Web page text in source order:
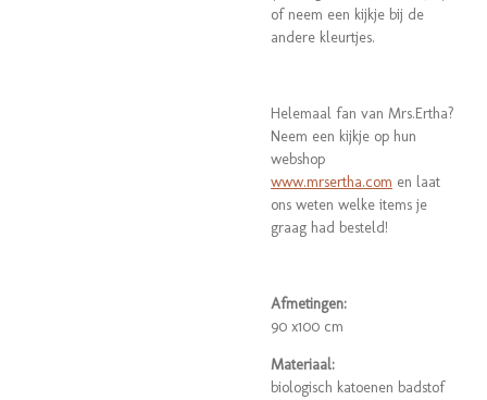
of neem een kijkje bij de
andere kleurtjes.
Helemaal fan van Mrs.Ertha?
Neem een kijkje op hun
webshop
www.mrsertha.com en laat
ons weten welke items je
graag had besteld!
Afmetingen:
90 x100 cm
Materiaal:
biologisch katoenen badstof